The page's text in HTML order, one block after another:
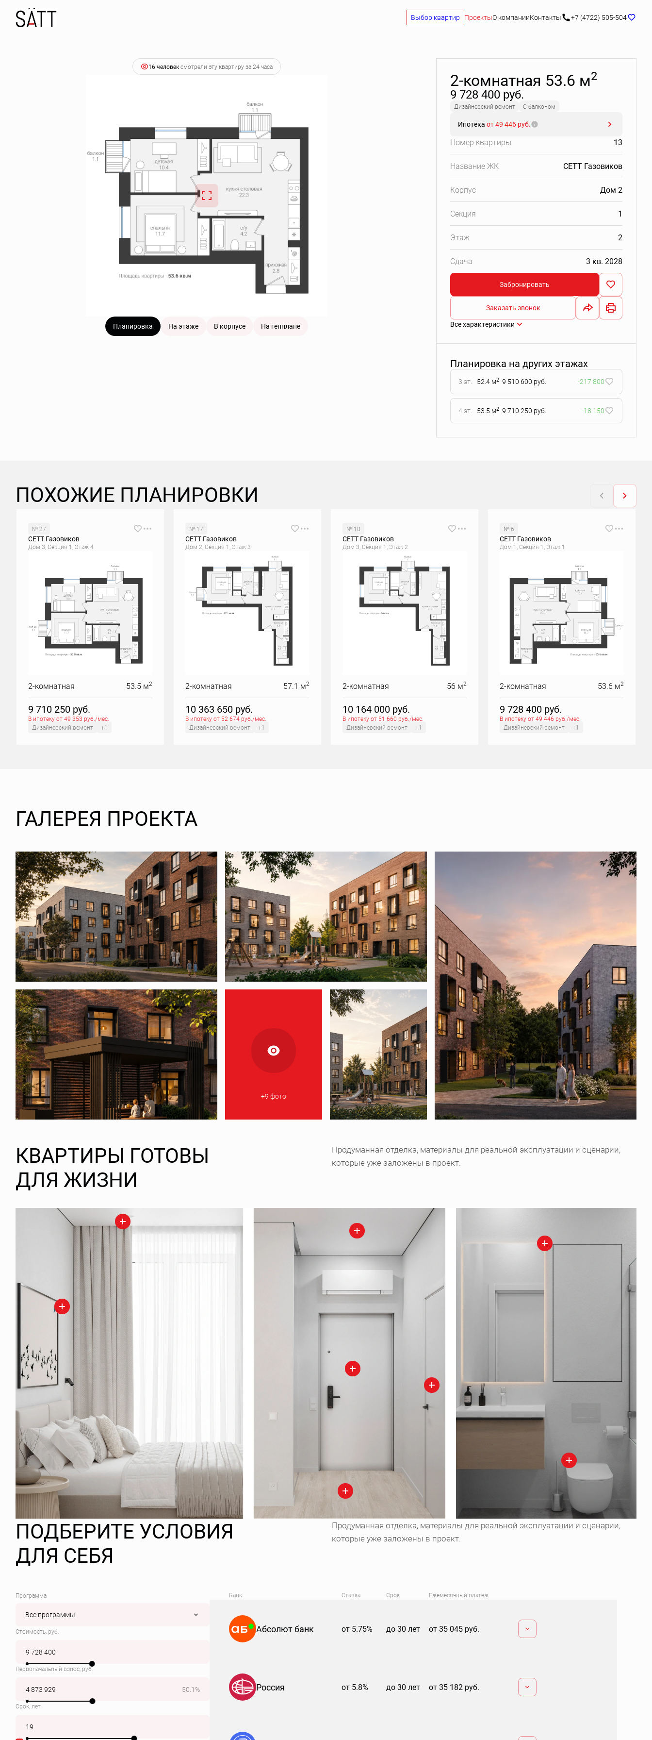
Выбор квартир ПроектыО компанииКонтакты +7 (4722) 505-504
2-комнатная Забронировать
16 человексмотрели эту квартиру за 24 часа
Планировка На этаже В корпусе На генплане
2-комнатная 53.6 м2
9 728 400 руб.
Дизайнерский ремонт С балконом
Ипотека от 49 446 руб.
Номер квартиры 13
Название ЖК СЕТТ Газовиков
Корпус Дом 2
Секция 1
Этаж 2
Сдача 3 кв. 2028
Забронировать
Заказать звонок
Все характеристики
Планировка на других этажах
3 эт. 52.4 м2 9 510 600 руб. -217 800
4 эт. 53.5 м2 9 710 250 руб. -18 150
ПОХОЖИЕ ПЛАНИРОВКИ
№ 27
СЕТТ Газовиков
Дом 3, Секция 1, Этаж 4
2-комнатная 53.5 м2
9 710 250 руб.
В ипотеку от 49 353 руб./мес.
Дизайнерский ремонт
+1
№ 17
СЕТТ Газовиков
Дом 2, Секция 1, Этаж 3
2-комнатная 57.1 м2
10 363 650 руб.
В ипотеку от 52 674 руб./мес.
Дизайнерский ремонт
+1
№ 10
СЕТТ Газовиков
Дом 3, Секция 1, Этаж 2
2-комнатная 56 м2
10 164 000 руб.
В ипотеку от 51 660 руб./мес.
Дизайнерский ремонт
+1
№ 6
СЕТТ Газовиков
Дом 1, Секция 1, Этаж 1
2-комнатная 53.6 м2
9 728 400 руб.
В ипотеку от 49 446 руб./мес.
Дизайнерский ремонт
+1
ГАЛЕРЕЯ ПРОЕКТА
+9 фото
КВАРТИРЫ ГОТОВЫ
ДЛЯ ЖИЗНИ
Продуманная отделка, материалы для реальной эксплуатации и сценарии,
которые уже заложены в проект.
ПОДБЕРИТЕ УСЛОВИЯ
ДЛЯ СЕБЯ
Продуманная отделка, материалы для реальной эксплуатации и сценарии,
которые уже заложены в проект.
Программа
Все программы
Стоимость, руб.
Первоначальный взнос, руб.
50.1%
Срок, лет
Банк Ставка Срок Ежемесячный платеж
Абсолют банк от 5.75% до 30 лет от 35 045 руб.
Россия от 5.8% до 30 лет от 35 182 руб.